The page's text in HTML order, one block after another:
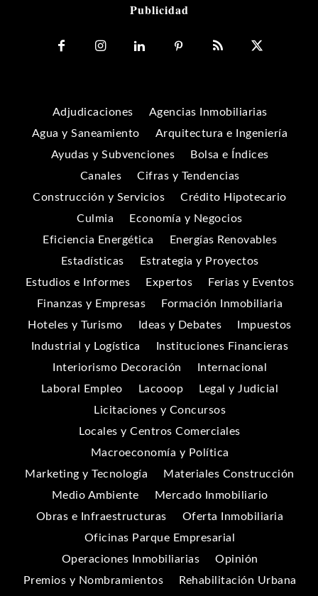
Publicidad
Adjudicaciones
Agencias Inmobiliarias
Agua y Saneamiento
Arquitectura e Ingeniería
Ayudas y Subvenciones
Bolsa e Índices
Canales
Cifras y Tendencias
Construcción y Servicios
Crédito Hipotecario
Culmia
Economía y Negocios
Eficiencia Energética
Energías Renovables
Estadísticas
Estrategia y Proyectos
Estudios e Informes
Expertos
Ferias y Eventos
Finanzas y Empresas
Formación Inmobiliaria
Hoteles y Turismo
Ideas y Debates
Impuestos
Industrial y Logística
Instituciones Financieras
Interiorismo Decoración
Internacional
Laboral Empleo
Lacooop
Legal y Judicial
Licitaciones y Concursos
Locales y Centros Comerciales
Macroeconomía y Política
Marketing y Tecnología
Materiales Construcción
Medio Ambiente
Mercado Inmobiliario
Obras e Infraestructuras
Oferta Inmobiliaria
Oficinas Parque Empresarial
Operaciones Inmobiliarias
Opinión
Premios y Nombramientos
Rehabilitación Urbana